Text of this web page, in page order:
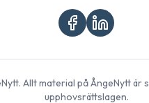
. Allt material påÅngeNyttär
upphovsrättslagen.